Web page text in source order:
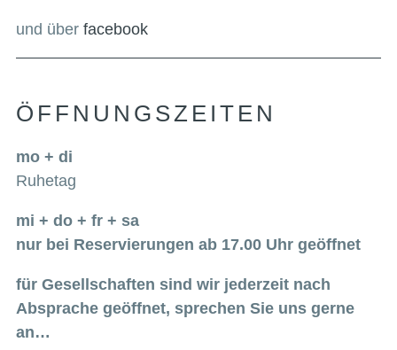
und über facebook
ÖFFNUNGSZEITEN
mo + di
Ruhetag
mi + do + fr + sa
nur bei Reservierungen ab 17.00 Uhr geöffnet
für Gesellschaften sind wir jederzeit nach
Absprache geöffnet, sprechen Sie uns gerne
an…